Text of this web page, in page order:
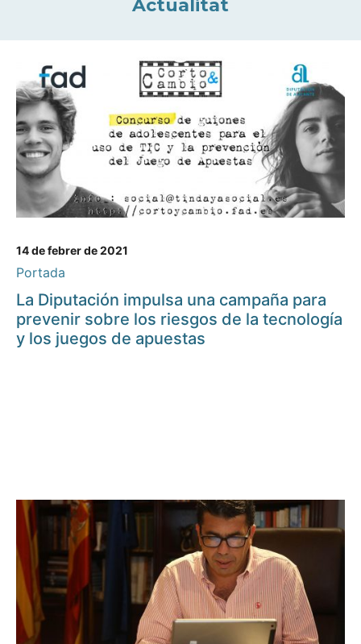
Actualitat
14 de febrer de 2021
Portada
La Diputación impulsa una campaña para
prevenir sobre los riesgos de la tecnología
y los juegos de apuestas